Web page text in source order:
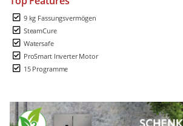
9 kg Fassungsvermögen
SteamCure
Watersafe
ProSmart Inverter Motor
15 Programme